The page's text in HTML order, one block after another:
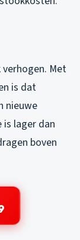
Met
is dat
nieuwe
lager dan
boven